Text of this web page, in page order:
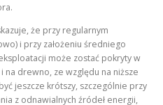
że przy regularnym
i przy założeniu średniego
może zostać pokryty w
na drewno, ze względu na niższe
jeszcze krótszy, szczególnie przy
z odnawialnych źródeł energii,